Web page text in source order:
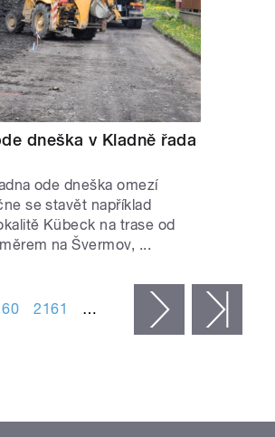
dneška v Kladně řada
ode dneška omezí
se stavět například
Kübeck na trase od
na Švermov, ...
2161 … následující ›